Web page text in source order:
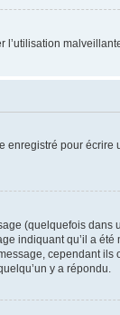
l’utilisation
enregistré pour
(quelquefois
indiquant qu’il a été
cependant
y a répondu.